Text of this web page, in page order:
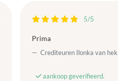
5/5
Prima
Crediteuren Ilonka van hek
aankoop geverifieerd.